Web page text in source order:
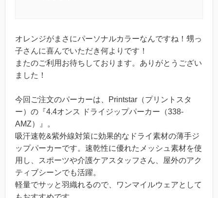
オレンジがまさにパーソナルカラーなんですね！甥っ
子さんに喜んでいただき何よりです！
またのご利用お待ちしております。ありがとうござい
ました！
今回ご注文のパーカーは、Printstar（プリントスタ
ー）の『4.4オンス ドライジップパーカー（338-
AMZ）』。
吸汗速乾&紫外線対策に効果的なドライ素材の薄手ジ
ップパーカーです。速乾性に優れたメッシュ素材を使
用し、スポーツや介護ケアスタッフさん、屋外のアク
ティブシーンでも活躍。
軽量でサッと羽織れるので、ワンマイルウェアとして